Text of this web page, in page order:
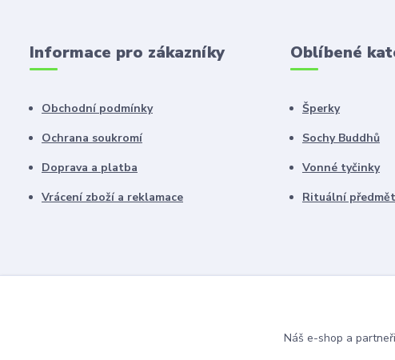
Informace pro zákazníky
Obchodní podmínky
Ochrana soukromí
Doprava a platba
Vrácení zboží a reklamace
Oblíbené
Šperky
Sochy Buddhů
Vonné tyčinky
Rituální
Náš e-shop a